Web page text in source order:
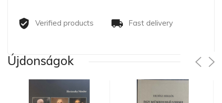
Verified products Fast delivery
Újdonságok